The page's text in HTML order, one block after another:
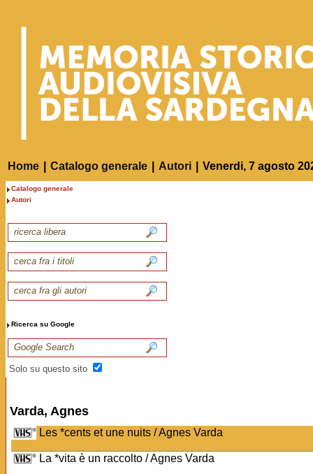
Home Catalogo generale Autori Venerdi, 7 agosto
Catalogo generale
Autori
Ricerca su Google
Solo su questo sito
Varda, Agnes
Les *cents et une nuits / Agnes Varda
La *vita è un raccolto / Agnes Varda